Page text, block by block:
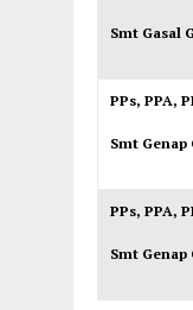
Smt Gasal
PPs, PPA,
Smt Genap
PPs, PPA,
Smt Genap